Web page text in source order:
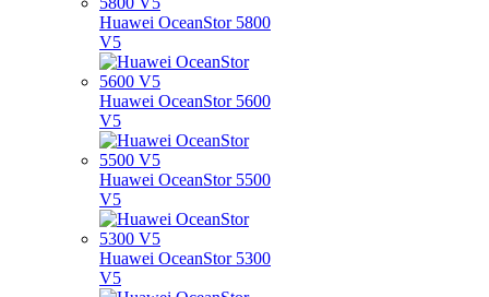
Huawei OceanStor 5800
V5
Huawei OceanStor 5600
V5
Huawei OceanStor 5500
V5
Huawei OceanStor 5300
V5